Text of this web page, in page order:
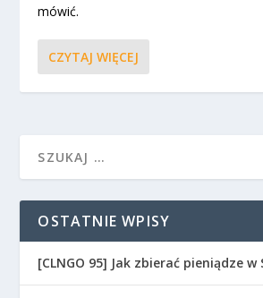
mówić.
CZYTAJ WIĘCEJ
OSTATNIE WPISY
[CLNGO 95] Jak zbierać pieniądze w